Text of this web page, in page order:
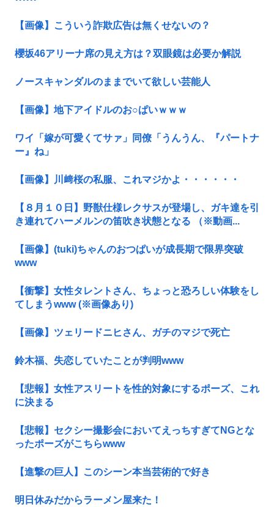
【画像】こういう詐欺広告は無くせないの？
櫻坂46アリーナ席の見え方は？双眼鏡は必要か解説
ノースキャンダルのままでいて欲しい芸能人
【画像】地下アイドルのお○ぱいｗｗｗ
ワイ「嫁が可愛くてサァ」同僚「うんうん、『パートナ
ー』ね」
【画像】川﨑桜の私服、これマジかよ・・・・・・
【８月１０日】野獣仕様レクサスが登場し、ガキ達を引
き連れてハーメルンの笛吹き状態となる （※動画...
【画像】(tuki)ちゃんのおつぱいが成長期で限界突破
www
【衝撃】女性タレントさん、ちょっと恐ろしい体験をし
てしまうwww (※画像あり)
【画像】ツェリードニヒさん、ガチのマジで死亡
鈴木福、失恋していたことが判明www
【悲報】女性アスリートを性的対象にするポーズ、これ
に決まる
【悲報】セクシー撮影会においてえっちすぎてNGとな
ったポーズがこちらwww
【進撃の巨人】このシーン本当芸術的で好き
明日休みだからラーメン屋来た！